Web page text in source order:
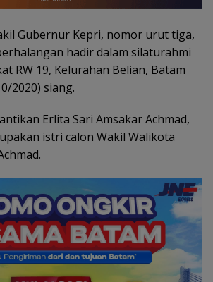
Gubernur Kepri, nomor urut tiga,
hadir dalam silaturahmi
RW 19, Kelurahan Belian, Batam
2020) siang.
Erlita Sari Amsakar Achmad,
istri calon Wakil Walikota